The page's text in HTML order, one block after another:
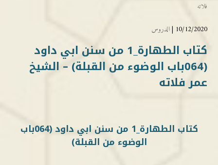
فلاته
10/12/2020 | الدروس
كتاب الطهارة_1 من سنن ابي داود
(064باب الوضوء من القبلة) – الشيخ
عمر فلاته
كتاب الطهارة_1 من سنن ابي داود (064باب
الوضوء من القبلة)